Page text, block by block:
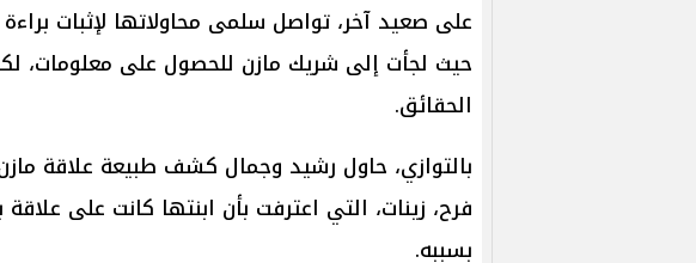
على صعيد آخر، تواصل سلمى محاولاتها لإثبات
حيث لجأت إلى شريك مازن للحصول على معلومات،
الحقائق.
بالتوازي، حاول رشيد وجمال كشف طبيعة علاقة
فرح، زينات، التي اعترفت بأن ابنتها كانت على
بسببه.